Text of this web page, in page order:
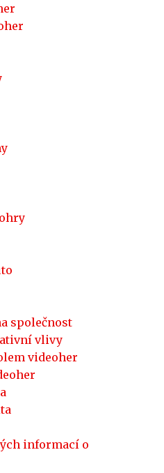
společnost
vlivy
videoher
informací o